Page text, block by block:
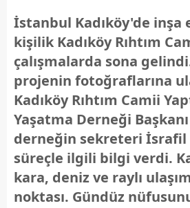
İstanbul Kadıköy'de inşa
kişilik Kadıköy Rıhtım
çalışmalarda sona
projenin fotoğraflarına
Kadıköy Rıhtım Camii
Yaşatma Derneği
derneğin sekreteri İsrafil
süreçle ilgili bilgi verdi.
kara, deniz ve raylı
noktası. Gündüz